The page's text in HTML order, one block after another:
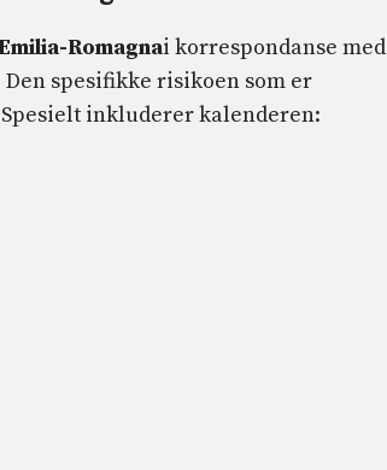
Romagnai korrespondanse med
Den spesifikke risikoen som er
inkluderer kalenderen: